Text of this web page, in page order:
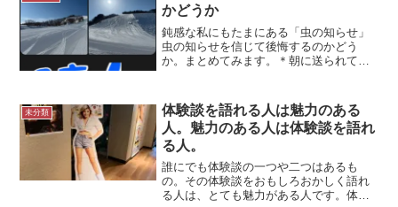
かどうか
鈍感な私にもたまにある「虫の知らせ」
虫の知らせを信じて後悔するのかどう
か。まとめてみます。＊朝に送られてき
ある「虫の知らせ」昨日の朝にもありま
した。その「虫の知らせ」に...
未分類
体験談を語れる人は魅力のある
人。魅力のある人は体験談を語れ
る人。
誰にでも体験談の一つや二つはあるも
の。その体験談をおもしろおかしく語れ
る人は、とても魅力がある人です。体験